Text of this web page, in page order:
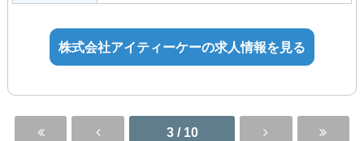
■試用期間3ヵ月（条件変更なし）
■手当
通勤手当
休日出勤手当
株式会社アイティーケーの求人情報を見る
3 / 10